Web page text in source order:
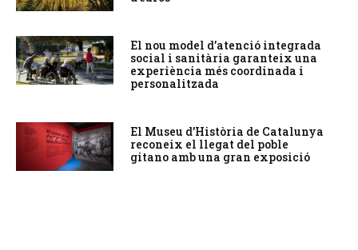
El nou model d’atenció integrada
social i sanitària garanteix una
experiència més coordinada i
personalitzada
El Museu d’Història de Catalunya
reconeix el llegat del poble
gitano amb una gran exposició